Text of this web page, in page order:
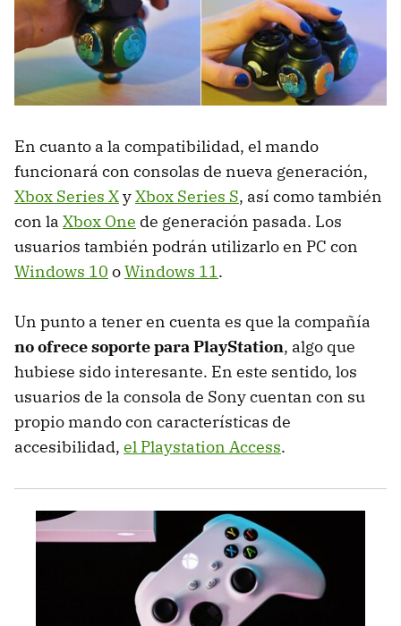
En cuanto a la compatibilidad, el mando
funcionará con consolas de nueva generación,
Xbox Series XyXbox Series S, así como también
con la Xbox One de generación pasada. Los
usuarios también podrán utilizarlo en PC con
Windows 10 oWindows 11.
Un punto a tener en cuenta es que la compañía
no ofrece soporte para PlayStation, algo que
hubiese sido interesante. En este sentido, los
usuarios de la consola de Sony cuentan con su
propio mando con características de
accesibilidad, el Playstation Access.